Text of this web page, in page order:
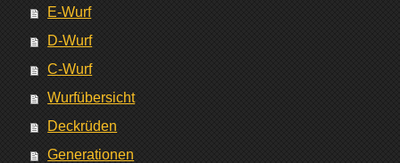
E-Wurf
D-Wurf
C-Wurf
Wurfübersicht
Deckrüden
Generationen